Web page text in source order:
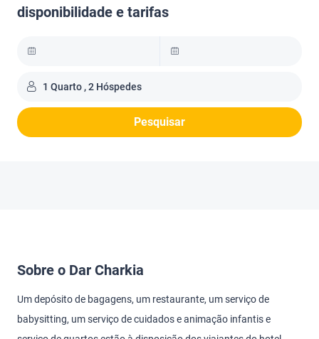
disponibilidade e tarifas
1 Quarto , 2 Hóspedes
Pesquisar
Sobre o Dar Charkia
Um depósito de bagagens, um restaurante, um serviço de
babysitting, um serviço de cuidados e animação infantis e